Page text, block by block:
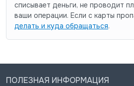
списывает деньги, не проводит
ваши операции. Если с карты
делать и куда обращаться.
ПОЛЕЗНАЯ ИНФОРМАЦИЯ